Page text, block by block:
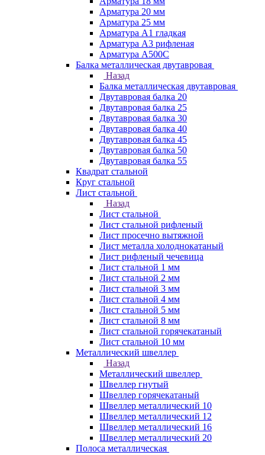
Арматура 20 мм
Арматура 25 мм
Арматура А1 гладкая
Арматура А3 рифленая
Арматура А500С
Балка металлическая двутавровая
Назад
Балка металлическая двутавровая
Двутавровая балка 20
Двутавровая балка 25
Двутавровая балка 30
Двутавровая балка 40
Двутавровая балка 45
Двутавровая балка 50
Двутавровая балка 55
Квадрат стальной
Круг стальной
Лист стальной
Назад
Лист стальной
Лист стальной рифленый
Лист просечно вытяжной
Лист металла холоднокатаный
Лист рифленый чечевица
Лист стальной 1 мм
Лист стальной 2 мм
Лист стальной 3 мм
Лист стальной 4 мм
Лист стальной 5 мм
Лист стальной 8 мм
Лист стальной горячекатаный
Лист стальной 10 мм
Металлический швеллер
Назад
Металлический швеллер
Швеллер гнутый
Швеллер горячекатаный
Швеллер металлический 10
Швеллер металлический 12
Швеллер металлический 16
Швеллер металлический 20
Полоса металлическая